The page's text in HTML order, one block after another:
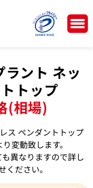
ラント ネッ
トップ
(相場)
ス ペンダントトップ
変動致します。
異なりますので詳し
ください。